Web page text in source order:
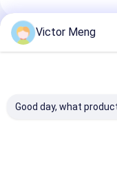
Geadviseerde
Victor Meng
Good day, what